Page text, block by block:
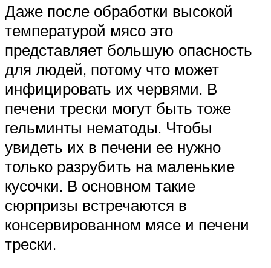
Даже после обработки высокой
температурой мясо это
представляет большую опасность
для людей, потому что может
инфицировать их червями. В
печени трески могут быть тоже
гельминты нематоды. Чтобы
увидеть их в печени ее нужно
только разрубить на маленькие
кусочки. В основном такие
сюрпризы встречаются в
консервированном мясе и печени
трески.